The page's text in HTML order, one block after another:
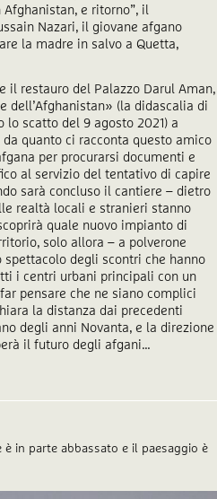
e ritorno”, il
Nazari, il giovane afgano
la madre in salvo a Quetta,
il restauro del Palazzo Darul Aman,
dell’Afghanistan» (la didascalia di
lo scatto del 9 agosto 2021) a
quanto ci racconta questo amico
per procurarsi documenti e
al servizio del tentativo di capire
sarà concluso il cantiere – dietro
realtà locali e stranieri stanno
quale nuovo impianto di
solo allora – a polverone
degli scontri che hanno
i centri urbani principali con un
pensare che ne siano complici
la distanza dai precedenti
degli anni Novanta, e la direzione
il futuro degli afgani…
in parte abbassato e il paesaggio è